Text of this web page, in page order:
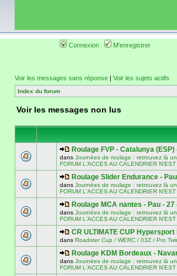
Connexion M'enregistrer
Voir les messages sans réponse | Voir les sujets actifs
Index du forum
Voir les messages non lus
Roulage FVP - Catalunya
dans Journées de roulage : retrouvez là
FORUM L'ACCES AU CALENDRIER
Roulage Slider Endurance -
dans Journées de roulage : retrouvez là
FORUM L'ACCES AU CALENDRIER
Roulage MCA nantes - Pau -
dans Journées de roulage : retrouvez là
FORUM L'ACCES AU CALENDRIER
CR ULTIMATE CUP Hypersport
dans Roadster Cup / WERC / 03Z / Pro
Roulage KDM Bordeaux -
dans Journées de roulage : retrouvez là
FORUM L'ACCES AU CALENDRIER